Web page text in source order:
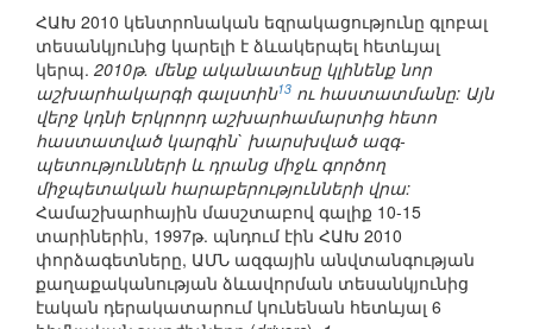
ՀԱԽ 2010 կենտրոնական եզրակացությունը գլոբալ
տեսանկյունից կարելի է ձևակերպել հետևյալ
կերպ. 2010թ. մենք ականատեսը կլինենք նոր
աշխարհակարգի գալստին13 ու հաստատմանը: Այն
վերջ կդնի Երկրորդ աշխարհամարտից հետո
հաստատված կարգին` խարսխված ազգ-
պետությունների և դրանց միջև գործող
միջպետական հարաբերությունների վրա:
Համաշխարհային մասշտաբով գալիք 10-15
տարիներին, 1997թ. պնդում էին ՀԱԽ 2010
փորձագետները, ԱՄՆ ազգային անվտանգության
քաղաքականության ձևավորման տեսանկյունից
էական դերակատարում կունենան հետևյալ 6